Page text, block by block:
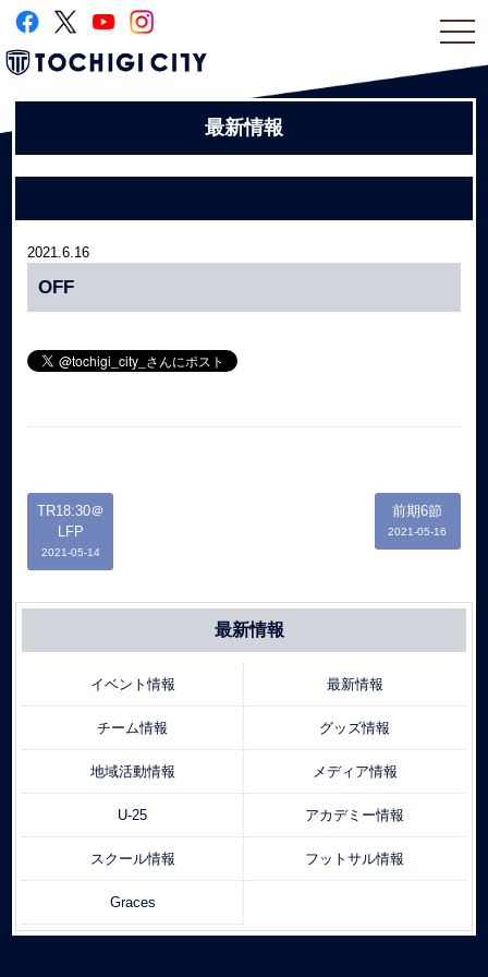
最新情報
2021.6.16
OFF
TR18:30＠
LFP
2021-05-14
前期6節
2021-05-16
最新情報
イベント情報 最新情報
チーム情報 グッズ情報
地域活動情報 メディア情報
U-25 アカデミー情報
スクール情報 フットサル情報
Graces